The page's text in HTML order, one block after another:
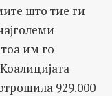
што тие ги
им го
929.000